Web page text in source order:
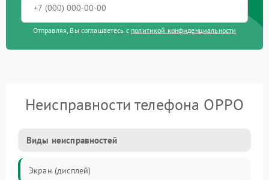
Отправляя, Вы соглашаетесь с политикой конфиденциальности
Неисправности телефона OPPO
Виды неисправностей
Экран (дисплей)